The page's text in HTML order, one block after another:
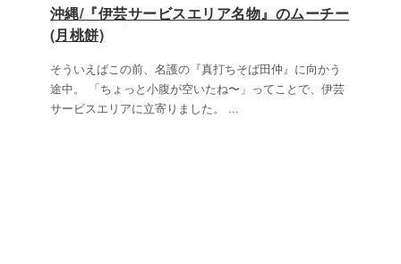
沖縄/『伊芸サービスエリア名物』のムーチー
(月桃餅)
そういえばこの前、名護の『真打ちそば田仲』に向かう
途中。 「ちょっと小腹が空いたね〜」ってことで、伊芸
サービスエリアに立寄りました。 ...